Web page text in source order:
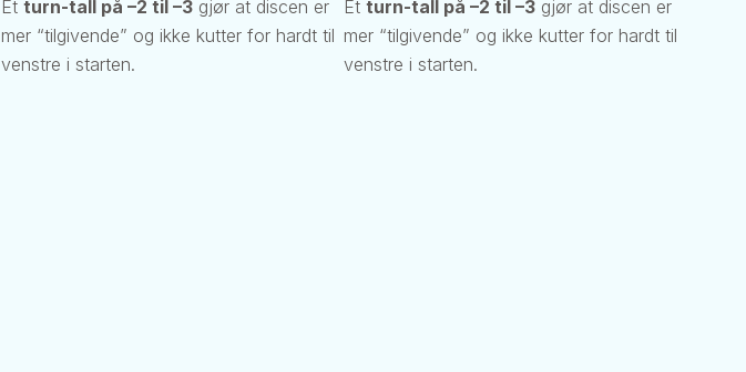
Et turn-tall på –2 til –3 gjør at discen er
mer “tilgivende” og ikke kutter for hardt til
venstre i starten.
Etturn-tall på –2 til –3 gjør at discen er
mer “tilgivende” og ikke kutter for hardt til
venstre i starten.